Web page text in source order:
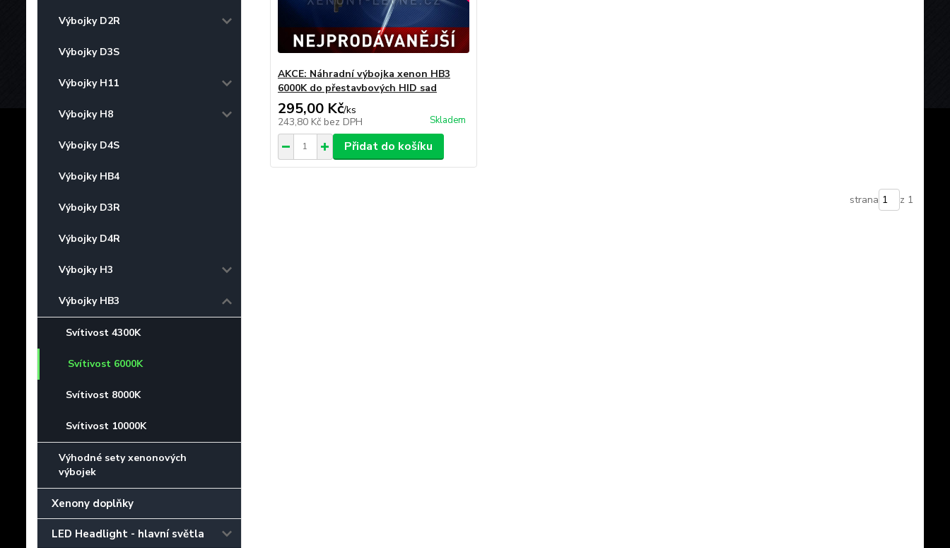
Výbojky D2R
Výbojky D3S
Výbojky H11
Výbojky H8
Výbojky D4S
Výbojky HB4
Výbojky D3R
Výbojky D4R
Výbojky H3
Výbojky HB3
Svítivost 4300K
Svítivost 6000K
Svítivost 8000K
Svítivost 10000K
Výhodné sety xenonových
výbojek
Xenony doplňky
LED Headlight - hlavní světla
AKCE: Náhradní výbojka xenon HB3
6000K do přestavbových HID sad
295,00 Kč/ks
243,80 Kč bez DPH Skladem
Přidat do košíku
strana z 1